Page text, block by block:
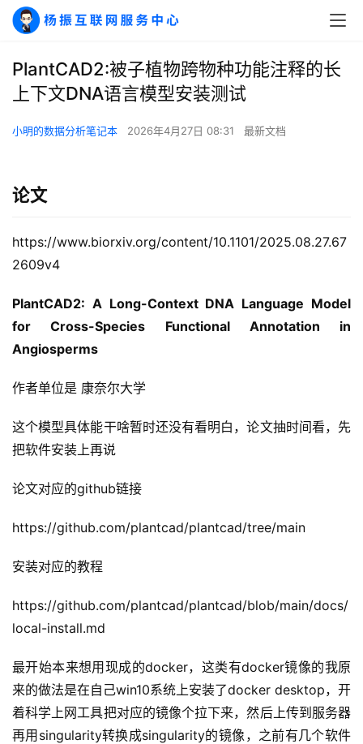
PlantCAD2:被子植物跨物种功能注释的长
上下文DNA语言模型安装测试
小明的数据分析笔记本 2026年4月27日 08:31 最新文档
论文
https://www.biorxiv.org/content/10.1101/2025.08.27.67
2609v4
PlantCAD2: A Long-Context DNA Language Model
for Cross-Species Functional Annotation in
Angiosperms
作者单位是 康奈尔大学
这个模型具体能干啥暂时还没有看明白，论文抽时间看，先
把软件安装上再说
论文对应的github链接
https://github.com/plantcad/plantcad/tree/main
安装对应的教程
https://github.com/plantcad/plantcad/blob/main/docs/
local-install.md
最开始本来想用现成的docker，这类有docker镜像的我原
来的做法是在自己win10系统上安装了docker desktop，开
着科学上网工具把对应的镜像个拉下来，然后上传到服务器
再用singularity转换成singularity的镜像，之前有几个软件